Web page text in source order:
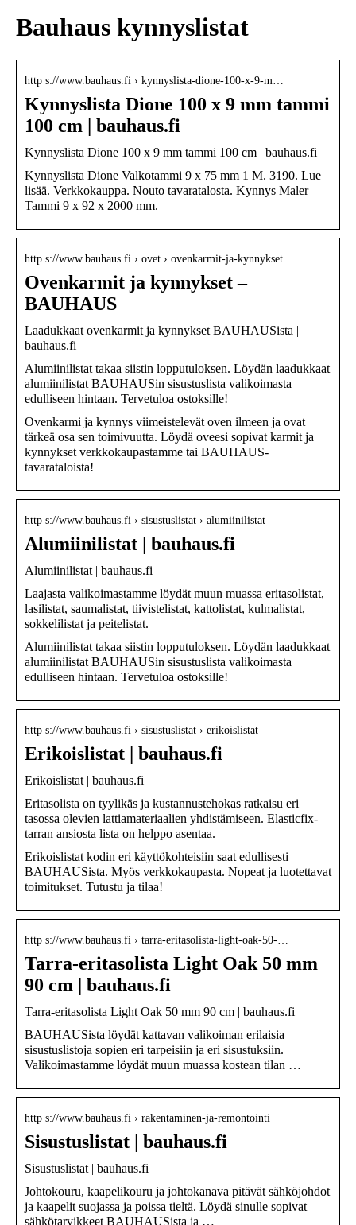
Bauhaus kynnyslistat
http s://www.bauhaus.fi › kynnyslista-dione-100-x-9-m…
Kynnyslista Dione 100 x 9 mm tammi
100 cm | bauhaus.fi
Kynnyslista Dione 100 x 9 mm tammi 100 cm | bauhaus.fi
Kynnyslista Dione Valkotammi 9 x 75 mm 1 M. 3190. Lue
lisää. Verkkokauppa. Nouto tavaratalosta. Kynnys Maler
Tammi 9 x 92 x 2000 mm.
http s://www.bauhaus.fi › ovet › ovenkarmit-ja-kynnykset
Ovenkarmit ja kynnykset –
BAUHAUS
Laadukkaat ovenkarmit ja kynnykset BAUHAUSista |
bauhaus.fi
Alumiinilistat takaa siistin lopputuloksen. Löydän laadukkaat
alumiinilistat BAUHAUSin sisustuslista valikoimasta
edulliseen hintaan. Tervetuloa ostoksille!
Ovenkarmi ja kynnys viimeistelevät oven ilmeen ja ovat
tärkeä osa sen toimivuutta. Löydä oveesi sopivat karmit ja
kynnykset verkkokaupastamme tai BAUHAUS-
tavarataloista!
http s://www.bauhaus.fi › sisustuslistat › alumiinilistat
Alumiinilistat | bauhaus.fi
Alumiinilistat | bauhaus.fi
Laajasta valikoimastamme löydät muun muassa eritasolistat,
lasilistat, saumalistat, tiivistelistat, kattolistat, kulmalistat,
sokkelilistat ja peitelistat.
Alumiinilistat takaa siistin lopputuloksen. Löydän laadukkaat
alumiinilistat BAUHAUSin sisustuslista valikoimasta
edulliseen hintaan. Tervetuloa ostoksille!
http s://www.bauhaus.fi › sisustuslistat › erikoislistat
Erikoislistat | bauhaus.fi
Erikoislistat | bauhaus.fi
Eritasolista on tyylikäs ja kustannustehokas ratkaisu eri
tasossa olevien lattiamateriaalien yhdistämiseen. Elasticfix-
tarran ansiosta lista on helppo asentaa.
Erikoislistat kodin eri käyttökohteisiin saat edullisesti
BAUHAUSista. Myös verkkokaupasta. Nopeat ja luotettavat
toimitukset. Tutustu ja tilaa!
http s://www.bauhaus.fi › tarra-eritasolista-light-oak-50-…
Tarra-eritasolista Light Oak 50 mm
90 cm | bauhaus.fi
Tarra-eritasolista Light Oak 50 mm 90 cm | bauhaus.fi
BAUHAUSista löydät kattavan valikoiman erilaisia
sisustuslistoja sopien eri tarpeisiin ja eri sisustuksiin.
Valikoimastamme löydät muun muassa kostean tilan …
http s://www.bauhaus.fi › rakentaminen-ja-remontointi
Sisustuslistat | bauhaus.fi
Sisustuslistat | bauhaus.fi
Johtokouru, kaapelikouru ja johtokanava pitävät sähköjohdot
ja kaapelit suojassa ja poissa tieltä. Löydä sinulle sopivat
sähkötarvikkeet BAUHAUSista ja …